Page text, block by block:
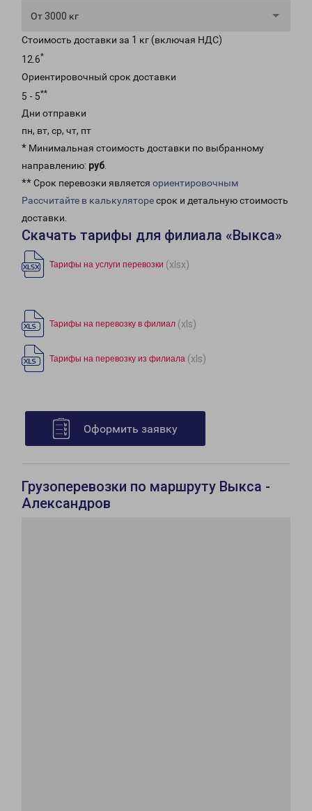
От 3000 кг
Стоимость доставки за 1 кг (включая НДС)
12.6*
Ориентировочный срок доставки
5 - 5**
Дни отправки
пн, вт, ср, чт, пт
* Минимальная стоимость доставки по выбранному
направлению: руб.
** Срок перевозки является ориентировочным
Рассчитайте в калькуляторесрок и детальную стоимость
доставки.
Скачать тарифы для филиала «Выкса»
Тарифы на услуги перевозки (xlsx)
Тарифы на перевозку в филиал (xls)
Тарифы на перевозку из филиала (xls)
Оформить заявку
Грузоперевозки по маршруту Выкса -
Александров